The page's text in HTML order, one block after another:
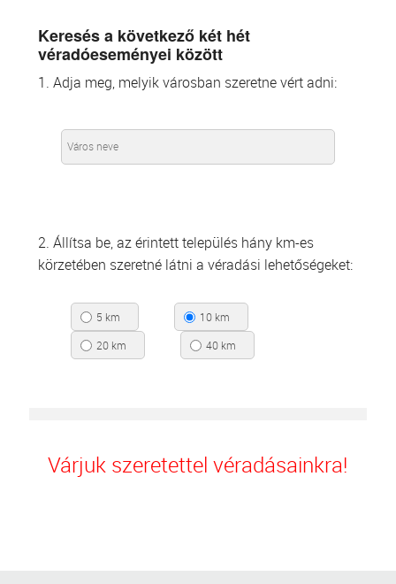
Keresés a következő két hét
véradóeseményei között
1. Adja meg, melyik városban szeretne vért adni:
2. Állítsa be, az érintett település hány km-es
körzetében szeretné látni a véradási lehetőségeket:
5 km
10 km
20 km
40 km
Várjuk szeretettel véradásainkra!